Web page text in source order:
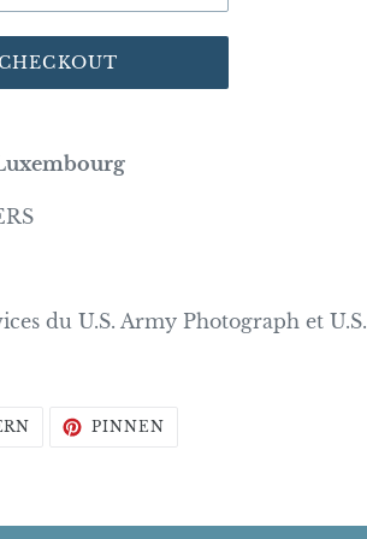
du U.S. Army Photograph et U.S.
AUF
TWITTER
PINNEN